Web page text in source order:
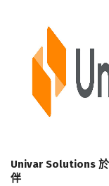
Univar Solutions 於
伴